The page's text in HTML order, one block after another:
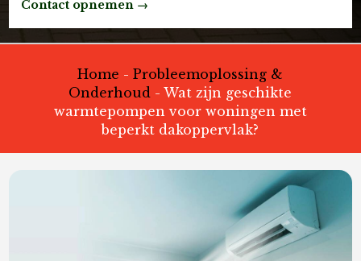
Contact opnemen →
Home -Probleemoplossing &
Onderhoud -Wat zijn geschikte
warmtepompen voor woningen met
beperkt dakoppervlak?